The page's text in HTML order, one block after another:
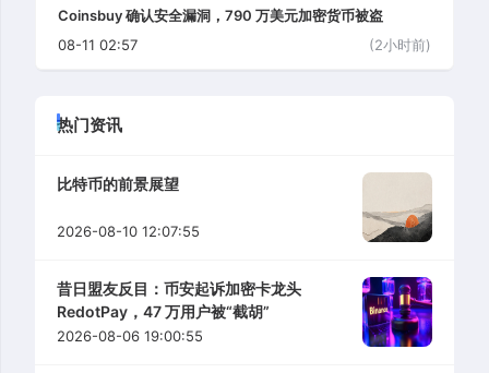
Coinsbuy 确认安全漏洞，790 万美元加密货币被盗
08-11 02:57
(2小时前)
热门资讯
比特币的前景展望
2026-08-10 12:07:55
昔日盟友反目：币安起诉加密卡龙头
RedotPay，47 万用户被“截胡”
2026-08-06 19:00:55